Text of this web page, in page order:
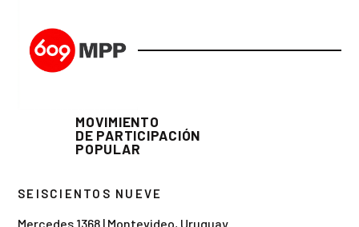
MOVIMIENTO
DE PARTICIPACIÓN
POPULAR
SEISCIENTOS NUEVE
Mercedes 1368 | Montevideo, Uruguay